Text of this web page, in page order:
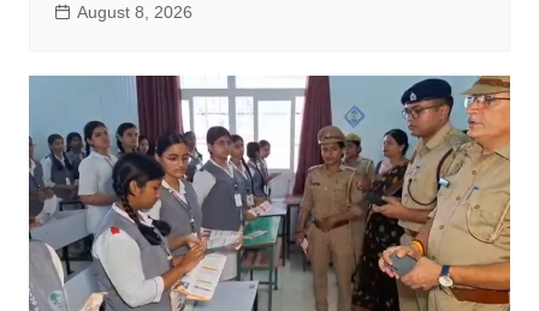
August 8, 2026